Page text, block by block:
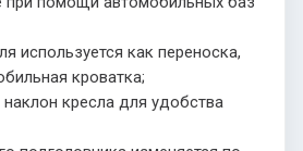
используется как переноска,
кроватка;
кресла для удобства